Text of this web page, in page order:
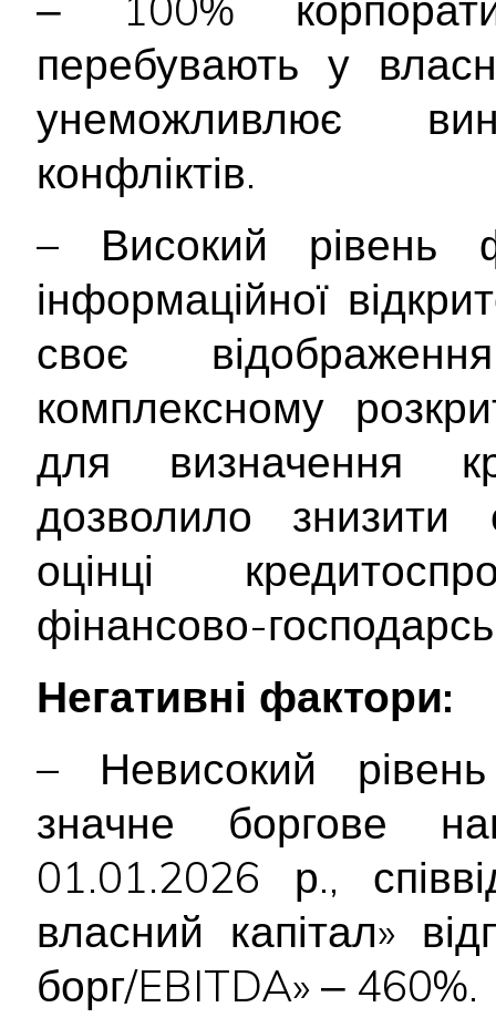
перебувають у
унеможливлює
конфліктів.
– Високий рівень
інформаційної
своє
комплексному
для визначення
дозволило знизити
оцінці
фінансово-
Негативні фактори:
– Невисокий рівень
значне боргове
01.01.2026 р.,
власний капітал»
борг/EBITDA» ‒ 460%.